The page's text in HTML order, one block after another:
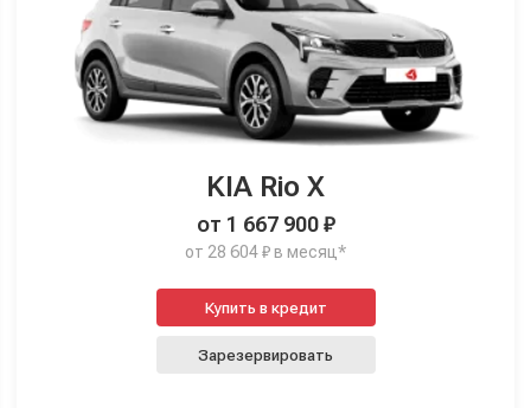
KIA Rio X
от 1 667 900 ₽
от 28 604 ₽ в месяц*
Купить в кредит
Зарезервировать